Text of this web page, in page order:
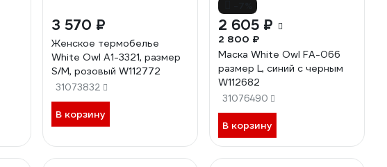
3 570 ₽
Женское термобелье
White Owl A1-3321, размер
S/M, розовый W112772
31073832
В корзину
2 605 ₽
2 800 ₽
Маска White Owl FA-066
размер L, синий с черным
W112682
31076490
В корзину